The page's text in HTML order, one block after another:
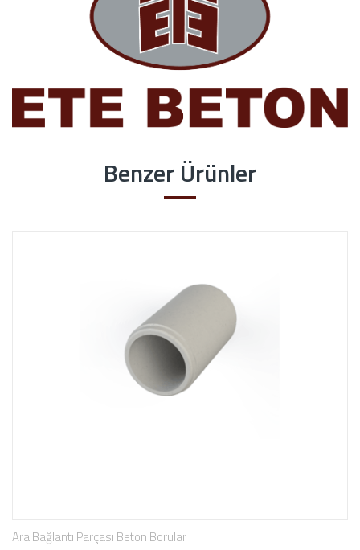
Benzer Ürünler
Ara Bağlantı Parçası Beton Borular